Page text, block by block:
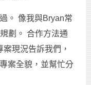
。 像我與Bryan常
劃。 合作方法通
現況告訴我們，
案全貌，並幫忙分